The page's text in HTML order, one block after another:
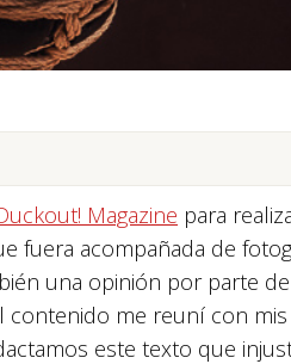
Magazine para
fuera acompañada de
una opinión por parte de
me reuní con mis
este texto que